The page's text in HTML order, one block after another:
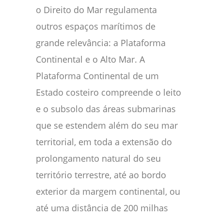
o Direito do Mar regulamenta
outros espaços marítimos de
grande relevância: a Plataforma
Continental e o Alto Mar. A
Plataforma Continental de um
Estado costeiro compreende o leito
e o subsolo das áreas submarinas
que se estendem além do seu mar
territorial, em toda a extensão do
prolongamento natural do seu
território terrestre, até ao bordo
exterior da margem continental, ou
até uma distância de 200 milhas